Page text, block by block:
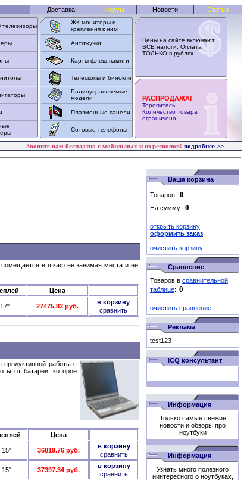
Доставка Форум Новости Статьи
телевизоры
ЖК мониторы и
крепления к ним
Антижучки
Карты флеш памяти
Телескопы и бинокли
Радиоуправляемые
модели
Плазменные панели
Сотовые телефоны
Цены на сайте включают
ВСЕ налоги. Оплата
ТОЛЬКО в рублях.
РАСПРОДАЖА!
Торопитесь!
Количество товара
ограничено.
Звоните нам бесплатно с мобильных и из регионов! подробнее >>
помещается в шкаф не занимая места и не
Цена
17" 27475.82 руб.
в корзину
сравнить
работы с
от батареи, которое
Цена
15" 36819.76 руб.
в корзину
сравнить
15" 37397.34 руб.
в корзину
сравнить
Ваша корзина
Товаров:
На сумму:
открыть корзину
оформить заказ
очистить корзину
Сравнение
Товаров в сравнительной
таблице:
очистить сравнение
Реклама
test123
ICQ консультант
Информация
Только самые свежие
новости и обзоры про
ноутбуки
Информация
Узнать много полезного
иинтересного о ноутбуках,